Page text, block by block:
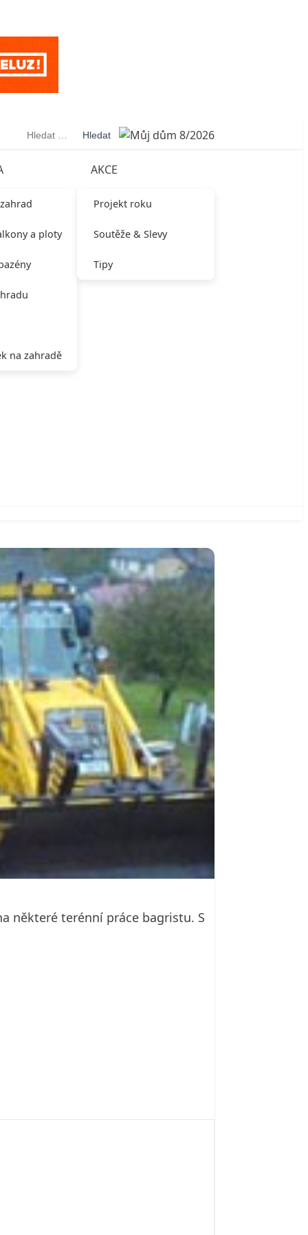
Vyhledávání
a ploty
na zahradě
AKCE
Projekt roku
Soutěže & Slevy
Tipy
některé terénní práce bagristu. S